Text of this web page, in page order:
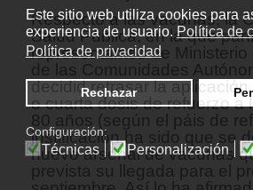
Este sitio web utiliza cookies para
experiencia de usuario. Política de
Política de privacidad
Rechazar
Configuración:
Técnicas Personalización
Respecto a las vacunas, la
Salud Pública, en la que
representantes de Ministerio
de las Comunidades
decidid retrasar la
o cuarta dosis de refuerzo a
80 años (según el páis de
justificación ha sido que se
nuevo arsenal de vacunas
prevista su llegada para el